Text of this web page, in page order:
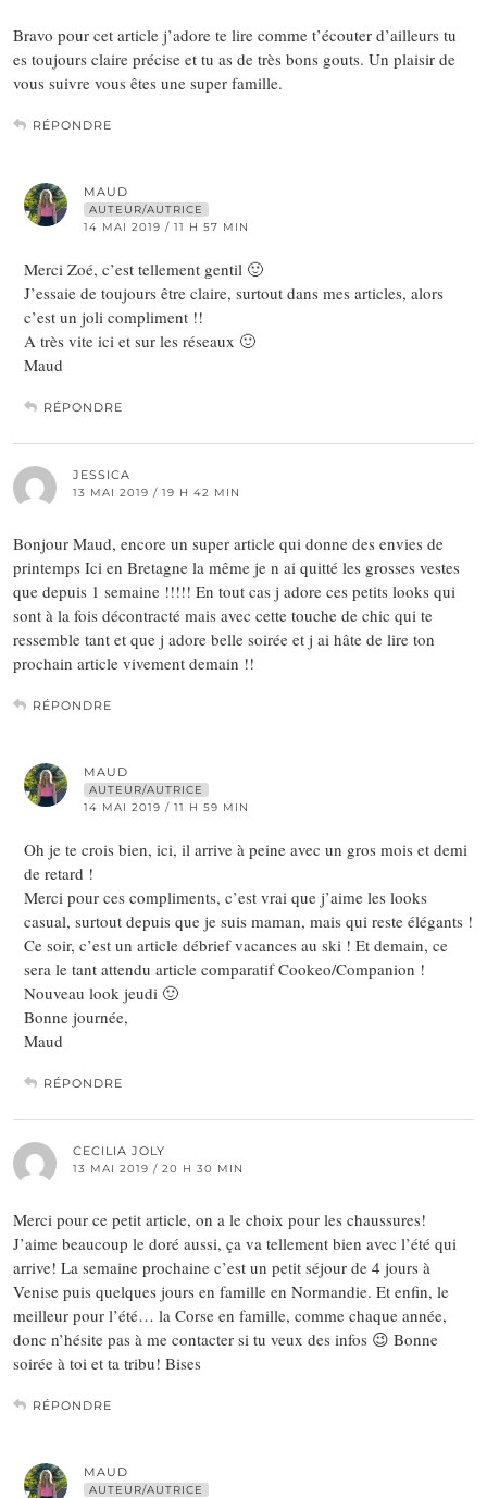
Bravo pour cet article j’adore te lire comme t’écouter d’ailleurs tu
es toujours claire précise et tu as de très bons gouts. Un plaisir de
vous suivre vous êtes une super famille.
RÉPONDRE
MAUD
AUTEUR/AUTRICE
14 MAI 2019 / 11 H 57 MIN
Merci Zoé, c’est tellement gentil 🙂
J’essaie de toujours être claire, surtout dans mes articles, alors
c’est un joli compliment !!
A très vite ici et sur les réseaux 🙂
Maud
RÉPONDRE
JESSICA
13 MAI 2019 / 19 H 42 MIN
Bonjour Maud, encore un super article qui donne des envies de
printemps Ici en Bretagne la même je n ai quitté les grosses vestes
que depuis 1 semaine !!!!! En tout cas j adore ces petits looks qui
sont à la fois décontracté mais avec cette touche de chic qui te
ressemble tant et que j adore belle soirée et j ai hâte de lire ton
prochain article vivement demain !!
RÉPONDRE
MAUD
AUTEUR/AUTRICE
14 MAI 2019 / 11 H 59 MIN
Oh je te crois bien, ici, il arrive à peine avec un gros mois et demi
de retard !
Merci pour ces compliments, c’est vrai que j’aime les looks
casual, surtout depuis que je suis maman, mais qui reste élégants !
Ce soir, c’est un article débrief vacances au ski ! Et demain, ce
sera le tant attendu article comparatif Cookeo/Companion !
Nouveau look jeudi 🙂
Bonne journée,
Maud
RÉPONDRE
CECILIA JOLY
13 MAI 2019 / 20 H 30 MIN
Merci pour ce petit article, on a le choix pour les chaussures!
J’aime beaucoup le doré aussi, ça va tellement bien avec l’été qui
arrive! La semaine prochaine c’est un petit séjour de 4 jours à
Venise puis quelques jours en famille en Normandie. Et enfin, le
meilleur pour l’été… la Corse en famille, comme chaque année,
donc n’hésite pas à me contacter si tu veux des infos 😉 Bonne
soirée à toi et ta tribu! Bises
RÉPONDRE
MAUD
AUTEUR/AUTRICE